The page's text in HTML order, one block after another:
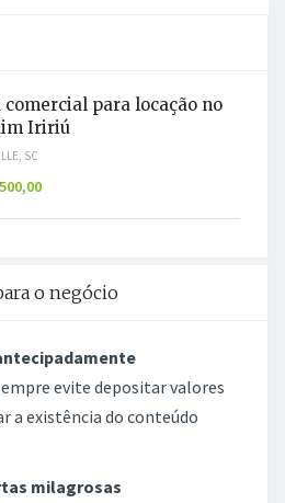
comercial para locação no
Iririú
SC
o negócio
evite depositar valores
a existência do conteúdo
milagrosas